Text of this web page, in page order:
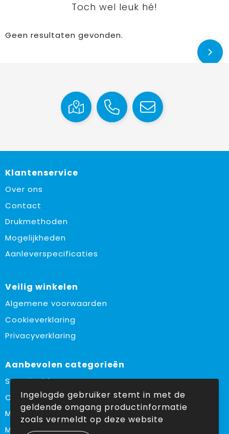
Toch wel leuk hé!
Geen resultaten gevonden.
Klantenservice
Over ons
Contact
Drukmethoden
Mogelijkheden
Aanleverspecificaties
Veilig winkelen
Algemene voorwaarden
Cookieverklaring
Privacyverklaring
Aanbevolen categorieën
Sustainable
Custom made
Made in Europe
Must haves
Ingelogde gebruiker stemt in met de
geldende omgang productinformatie
zoals vermeldt op deze website